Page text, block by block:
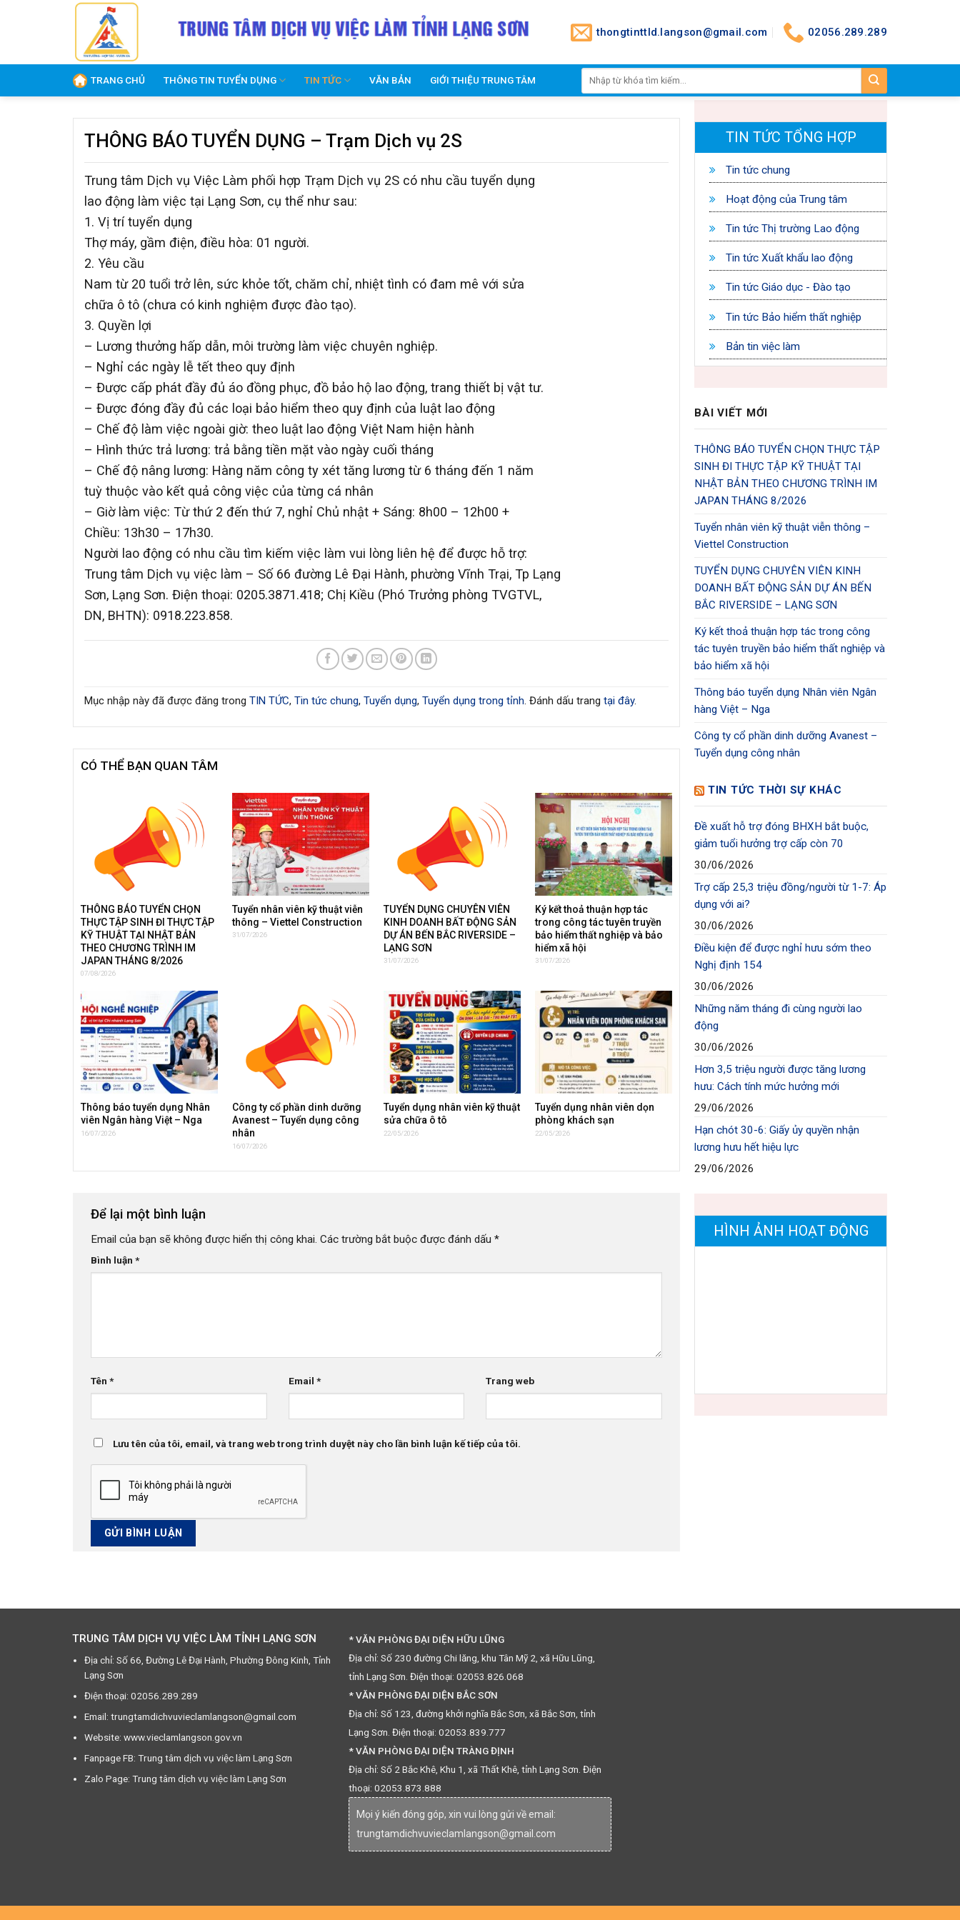
thongtinttld.langson@gmail.com 02056.289.289
TRANG CHỦ THÔNG TIN TUYỂN DỤNG TIN TỨC VĂN BẢN GIỚI THIỆU TRUNG TÂM
THÔNG BÁO TUYỂN DỤNG – Trạm Dịch vụ 2S
Trung tâm Dịch vụ Việc Làm phối hợp Trạm Dịch vụ 2S có nhu cầu tuyển dụng
lao động làm việc tại Lạng Sơn, cụ thể như sau:
1. Vị trí tuyển dụng
Thợ máy, gầm điện, điều hòa: 01 người.
2. Yêu cầu
Nam từ 20 tuổi trở lên, sức khỏe tốt, chăm chỉ, nhiệt tình có đam mê với sửa
chữa ô tô (chưa có kinh nghiệm được đào tạo).
3. Quyền lợi
– Lương thưởng hấp dẫn, môi trường làm việc chuyên nghiệp.
– Nghỉ các ngày lễ tết theo quy định
– Được cấp phát đầy đủ áo đồng phục, đồ bảo hộ lao động, trang thiết bị vật tư.
– Được đóng đầy đủ các loại bảo hiểm theo quy định của luật lao động
– Chế độ làm việc ngoài giờ: theo luật lao động Việt Nam hiện hành
– Hình thức trả lương: trả bằng tiền mặt vào ngày cuối tháng
– Chế độ nâng lương: Hàng năm công ty xét tăng lương từ 6 tháng đến 1 năm
tuỳ thuộc vào kết quả công việc của từng cá nhân
– Giờ làm việc: Từ thứ 2 đến thứ 7, nghỉ Chủ nhật + Sáng: 8h00 – 12h00 +
Chiều: 13h30 – 17h30.
Người lao động có nhu cầu tìm kiếm việc làm vui lòng liên hệ để được hỗ trợ:
Trung tâm Dịch vụ việc làm – Số 66 đường Lê Đại Hành, phường Vĩnh Trại, Tp Lạng
Sơn, Lạng Sơn. Điện thoại: 0205.3871.418; Chị Kiều (Phó Trưởng phòng TVGTVL,
DN, BHTN): 0918.223.858.
Mục nhập này đã được đăng trong TIN TỨC, Tin tức chung, Tuyển dụng, Tuyển dụng trong tỉnh. Đánh dấu trang tại đây.
CÓ THỂ BẠN QUAN TÂM
THÔNG BÁO TUYỂN CHỌN
THỰC TẬP SINH ĐI THỰC TẬP
KỸ THUẬT TẠI NHẬT BẢN
THEO CHƯƠNG TRÌNH IM
JAPAN THÁNG 8/2026
07/08/2026
Tuyển nhân viên kỹ thuật viễn
thông – Viettel Construction
31/07/2026
TUYỂN DỤNG CHUYÊN VIÊN
KINH DOANH BẤT ĐỘNG SẢN
DỰ ÁN BẾN BẮC RIVERSIDE –
LẠNG SƠN
31/07/2026
Ký kết thoả thuận hợp tác
trong công tác tuyên truyền
bảo hiểm thất nghiệp và bảo
hiểm xã hội
31/07/2026
Thông báo tuyển dụng Nhân
viên Ngân hàng Việt – Nga
16/07/2026
Công ty cổ phần dinh dưỡng
Avanest – Tuyển dụng công
nhân
16/07/2026
Tuyển dụng nhân viên kỹ thuật
sửa chữa ô tô
22/05/2026
Tuyển dụng nhân viên dọn
phòng khách sạn
22/05/2026
Để lại một bình luận
Email của bạn sẽ không được hiển thị công khai. Các trường bắt buộc được đánh dấu *
Bình luận *
Tên * Email * Trang web
Lưu tên của tôi, email, và trang web trong trình duyệt này cho lần bình luận kế tiếp của tôi.
TIN TỨC TỔNG HỢP
Tin tức chung
Hoạt động của Trung tâm
Tin tức Thị trường Lao động
Tin tức Xuất khẩu lao động
Tin tức Giáo dục - Đào tạo
Tin tức Bảo hiểm thất nghiệp
Bản tin việc làm
BÀI VIẾT MỚI
THÔNG BÁO TUYỂN CHỌN THỰC TẬP
SINH ĐI THỰC TẬP KỸ THUẬT TẠI
NHẬT BẢN THEO CHƯƠNG TRÌNH IM
JAPAN THÁNG 8/2026
Tuyển nhân viên kỹ thuật viễn thông –
Viettel Construction
TUYỂN DỤNG CHUYÊN VIÊN KINH
DOANH BẤT ĐỘNG SẢN DỰ ÁN BẾN
BẮC RIVERSIDE – LẠNG SƠN
Ký kết thoả thuận hợp tác trong công
tác tuyên truyền bảo hiểm thất nghiệp và
bảo hiểm xã hội
Thông báo tuyển dụng Nhân viên Ngân
hàng Việt – Nga
Công ty cổ phần dinh dưỡng Avanest –
Tuyển dụng công nhân
TIN TỨC THỜI SỰ KHÁC
Đề xuất hỗ trợ đóng BHXH bắt buộc,
giảm tuổi hưởng trợ cấp còn 70
30/06/2026
Trợ cấp 25,3 triệu đồng/người từ 1-7: Áp
dụng với ai?
30/06/2026
Điều kiện để được nghỉ hưu sớm theo
Nghị định 154
30/06/2026
Những năm tháng đi cùng người lao
động
30/06/2026
Hơn 3,5 triệu người được tăng lương
hưu: Cách tính mức hưởng mới
29/06/2026
Hạn chót 30-6: Giấy ủy quyền nhận
lương hưu hết hiệu lực
29/06/2026
HÌNH ẢNH HOẠT ĐỘNG
TRUNG TÂM DỊCH VỤ VIỆC LÀM TỈNH LẠNG SƠN
Địa chỉ: Số 66, Đường Lê Đại Hành, Phường Đông Kinh, Tỉnh
Lạng Sơn
Điện thoại: 02056.289.289
Email: trungtamdichvuvieclamlangson@gmail.com
Website: www.vieclamlangson.gov.vn
Fanpage FB: Trung tâm dịch vụ việc làm Lạng Sơn
Zalo Page: Trung tâm dịch vụ việc làm Lạng Sơn
* VĂN PHÒNG ĐẠI DIỆN HỮU LŨNG
Địa chỉ: Số 230 đường Chi lăng, khu Tân Mỹ 2, xã Hữu Lũng,
tỉnh Lạng Sơn. Điện thoại: 02053.826.068
* VĂN PHÒNG ĐẠI DIỆN BẮC SƠN
Địa chỉ: Số 123, đường khởi nghĩa Bắc Sơn, xã Bắc Sơn, tỉnh
Lạng Sơn. Điện thoại: 02053.839.777
* VĂN PHÒNG ĐẠI DIỆN TRÀNG ĐỊNH
Địa chỉ: Số 2 Bắc Khê, Khu 1, xã Thất Khê, tỉnh Lạng Sơn. Điện
thoại: 02053.873.888
Mọi ý kiến đóng góp, xin vui lòng gửi về email:
trungtamdichvuvieclamlangson@gmail.com